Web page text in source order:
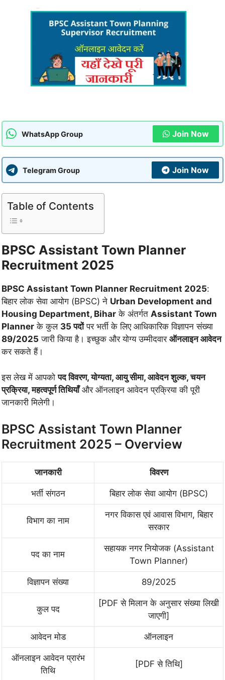
WhatsApp Group Join Now
Telegram Group Join Now
Table of Contents
BPSC Assistant Town Planner
Recruitment 2025
BPSC Assistant Town Planner Recruitment 2025:
बिहार लोक सेवा आयोग (BPSC) ने Urban Development and
Housing Department, Bihar के अंतर्गत Assistant Town
Planner के कुल 35 पदोंपर भर्ती के लिए आधिकारिक विज्ञापन संख्या
89/2025 जारी किया है। इच्छुक और योग्य उम्मीदवार ऑनलाइन आवेदन
कर सकते हैं।
इस लेख में आपकोपद विवरण, योग्यता, आयु सीमा, आवेदन शुल्क, चयन
प्रक्रिया, महत्वपूर्ण तिथियाँऔर ऑनलाइन आवेदन प्रक्रिया की पूरी
जानकारी मिलेगी।
BPSC Assistant Town Planner
Recruitment 2025 – Overview
जानकारी विवरण
भर्ती संगठन बिहार लोक सेवा आयोग (BPSC)
विभाग का नाम
नगर विकास एवं आवास विभाग, बिहार
सरकार
पद का नाम
सहायक नगर नियोजक (Assistant
Town Planner)
विज्ञापन संख्या 89/2025
कुल पद
[PDF से मिलान के अनुसार संख्या लिखी
जाएगी]
आवेदन मोड ऑनलाइन
ऑनलाइन आवेदन प्रारंभ
तिथि
[PDF से तिथि]